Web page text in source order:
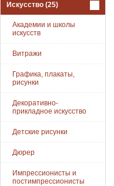
Искусство (25)
Академии и школы
искусств
Витражи
Графика, плакаты,
рисунки
Декоративно-
прикладное искусство
Детские рисунки
Дюрер
Импрессионисты и
постимпрессионисты